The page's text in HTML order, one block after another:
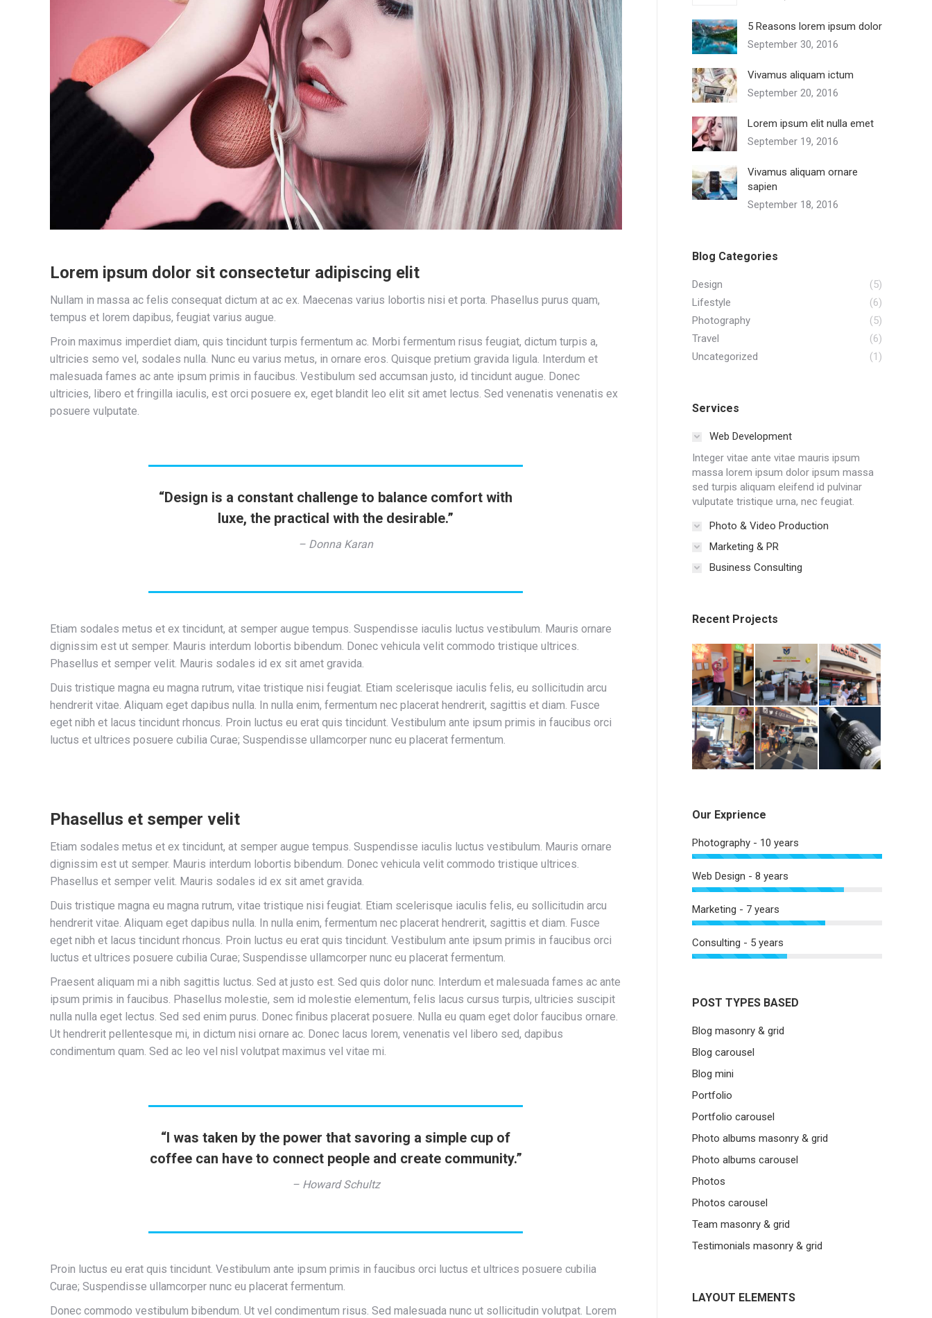
Lorem ipsum dolor sit consectetur adipiscing elit
Nullam in massa ac felis consequat dictum at ac ex. Maecenas varius lobortis nisi et porta. Phasellus purus quam,
tempus et lorem dapibus, feugiat varius augue.
Proin maximus imperdiet diam, quis tincidunt turpis fermentum ac. Morbi fermentum risus feugiat, dictum turpis a,
ultricies semo vel, sodales nulla. Nunc eu varius metus, in ornare eros. Quisque pretium gravida ligula. Interdum et
malesuada fames ac ante ipsum primis in faucibus. Vestibulum sed accumsan justo, id tincidunt augue. Donec
ultricies, libero et fringilla iaculis, est orci posuere ex, eget blandit leo elit sit amet lectus. Sed venenatis venenatis ex
posuere vulputate.
“Design is a constant challenge to balance comfort with
luxe, the practical with the desirable.”
– Donna Karan
Etiam sodales metus et ex tincidunt, at semper augue tempus. Suspendisse iaculis luctus vestibulum. Mauris ornare
dignissim est ut semper. Mauris interdum lobortis bibendum. Donec vehicula velit commodo tristique ultrices.
Phasellus et semper velit. Mauris sodales id ex sit amet gravida.
Duis tristique magna eu magna rutrum, vitae tristique nisi feugiat. Etiam scelerisque iaculis felis, eu sollicitudin arcu
hendrerit vitae. Aliquam eget dapibus nulla. In nulla enim, fermentum nec placerat hendrerit, sagittis et diam. Fusce
eget nibh et lacus tincidunt rhoncus. Proin luctus eu erat quis tincidunt. Vestibulum ante ipsum primis in faucibus orci
luctus et ultrices posuere cubilia Curae; Suspendisse ullamcorper nunc eu placerat fermentum.
Phasellus et semper velit
Etiam sodales metus et ex tincidunt, at semper augue tempus. Suspendisse iaculis luctus vestibulum. Mauris ornare
dignissim est ut semper. Mauris interdum lobortis bibendum. Donec vehicula velit commodo tristique ultrices.
Phasellus et semper velit. Mauris sodales id ex sit amet gravida.
Duis tristique magna eu magna rutrum, vitae tristique nisi feugiat. Etiam scelerisque iaculis felis, eu sollicitudin arcu
hendrerit vitae. Aliquam eget dapibus nulla. In nulla enim, fermentum nec placerat hendrerit, sagittis et diam. Fusce
eget nibh et lacus tincidunt rhoncus. Proin luctus eu erat quis tincidunt. Vestibulum ante ipsum primis in faucibus orci
luctus et ultrices posuere cubilia Curae; Suspendisse ullamcorper nunc eu placerat fermentum.
Praesent aliquam mi a nibh sagittis luctus. Sed at justo est. Sed quis dolor nunc. Interdum et malesuada fames ac ante
ipsum primis in faucibus. Phasellus molestie, sem id molestie elementum, felis lacus cursus turpis, ultricies suscipit
nulla nulla eget lectus. Sed sed enim purus. Donec finibus placerat posuere. Nulla eu quam eget dolor faucibus ornare.
Ut hendrerit pellentesque mi, in dictum nisi ornare ac. Donec lacus lorem, venenatis vel libero sed, dapibus
condimentum quam. Sed ac leo vel nisl volutpat maximus vel vitae mi.
“I was taken by the power that savoring a simple cup of
coffee can have to connect people and create community.”
– Howard Schultz
Proin luctus eu erat quis tincidunt. Vestibulum ante ipsum primis in faucibus orci luctus et ultrices posuere cubilia
Curae; Suspendisse ullamcorper nunc eu placerat fermentum.
Donec commodo vestibulum bibendum. Ut vel condimentum risus. Sed malesuada nunc ut sollicitudin volutpat. Lorem
5 Reasons lorem ipsum dolor
September 30, 2016
Vivamus aliquam ictum
September 20, 2016
Lorem ipsum elit nulla emet
September 19, 2016
Vivamus aliquam ornare
sapien
September 18, 2016
Blog Categories
Design
(5)
Lifestyle
(6)
Photography
(5)
Travel
(6)
Uncategorized
(1)
Services
Web Development
Integer vitae ante vitae mauris ipsum
massa lorem ipsum dolor ipsum massa
sed turpis aliquam eleifend id pulvinar
vulputate tristique urna, nec feugiat.
Photo & Video Production
Marketing & PR
Business Consulting
Recent Projects
Our Exprience
Photography - 10 years
Web Design - 8 years
Marketing - 7 years
Consulting - 5 years
POST TYPES BASED
Blog masonry & grid
Blog carousel
Blog mini
Portfolio
Portfolio carousel
Photo albums masonry & grid
Photo albums carousel
Photos
Photos carousel
Team masonry & grid
Testimonials masonry & grid
LAYOUT ELEMENTS